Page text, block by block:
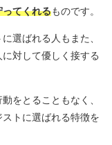
ってくれるものです。
選ばれる人もまた、
対して優しく接する
をとることもなく、
トに選ばれる特徴を